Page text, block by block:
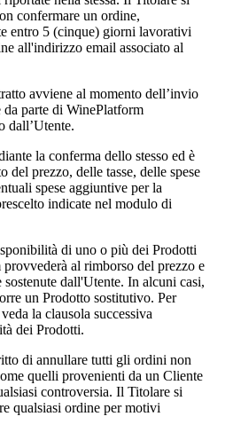
confermare un ordine,
entro 5 (cinque) giorni lavorativi
all'indirizzo email associato al
avviene al momento dell’invio
parte di WinePlatform
dall’Utente.
la conferma dello stesso ed è
del prezzo, delle tasse, delle spese
spese aggiuntive per la
indicate nel modulo di
di uno o più dei Prodotti
al rimborso del prezzo e
sostenute dall'Utente. In alcuni casi,
un Prodotto sostitutivo. Per
la clausola successiva
dei Prodotti.
di annullare tutti gli ordini non
quelli provenienti da un Cliente
controversia. Il Titolare si
qualsiasi ordine per motivi